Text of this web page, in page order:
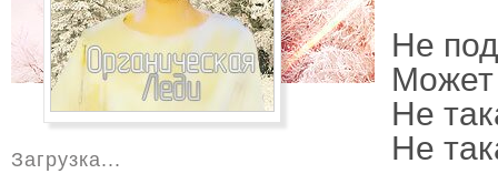
Не
Может
Не
Не
Загрузка...